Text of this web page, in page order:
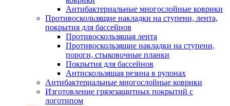
Антибактериальные многослойные коврики
Противоскользящие накладки на ступени, лента,
покрытия для бассейнов
Противоскользящая лента
Противоскользящие накладки на ступени,
пороги, стыковочные планки
Покрытия для бассейнов
Антискользящая резина в рулонах
Антибактериальные многослойные коврики
Изготовление грязезащитных покрытий с
логотипом